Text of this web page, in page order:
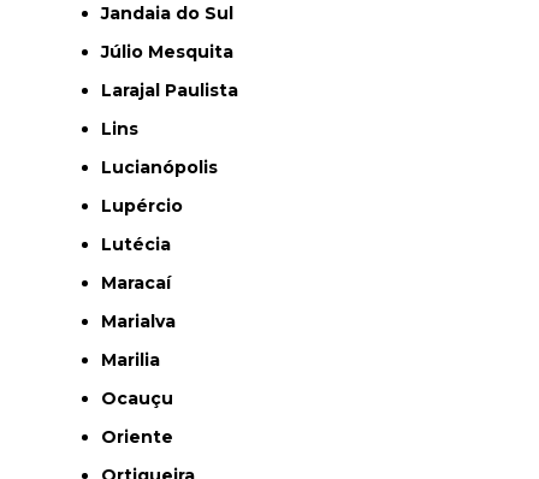
Jandaia do Sul
Júlio Mesquita
Larajal Paulista
Lins
Lucianópolis
Lupércio
Lutécia
Maracaí
Marialva
Marilia
Ocauçu
Oriente